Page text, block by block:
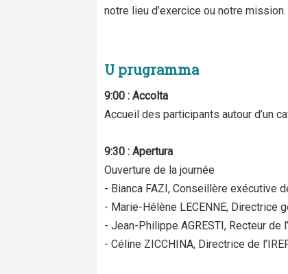
notre lieu d’exercice ou notre mission.
U prugramma
9:00 : Accolta
Accueil des participants autour d’un
9:30 : Apertura
Ouverture de la journée
- Bianca FAZI, Conseillère exécutive
- Marie-Hélène LECENNE, Directrice
- Jean-Philippe AGRESTI, Recteur de
- Céline ZICCHINA, Directrice de